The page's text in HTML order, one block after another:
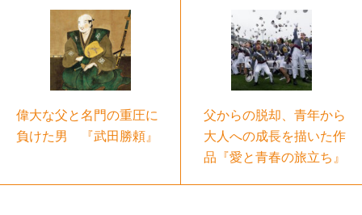
偉大な父と名門の重圧に
負けた男 『武田勝頼』
父からの脱却、青年から
大人への成長を描いた作
品『愛と青春の旅立ち』